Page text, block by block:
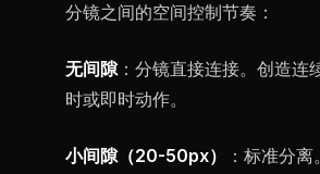
分镜之间的空间控制节奏：
无间隙：分镜直接连接。创造连
时或即时动作。
小间隙（20-50px）
：标准分